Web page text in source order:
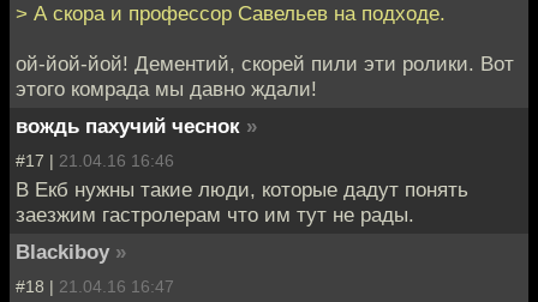
> А скора и профессор Савельев на подходе.
ой-йой-йой! Дементий, скорей пили эти ролики. Вот
этого комрада мы давно ждали!
вождь пахучий чеснок »
#17 | 21.04.16 16:46
В Екб нужны такие люди, которые дадут понять
заезжим гастролерам что им тут не рады.
Blackiboy »
#18 | 21.04.16 16:47